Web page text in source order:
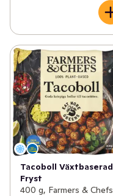
Tacoboll Växtbaserad
Fryst
400 g, Farmers & Chefs